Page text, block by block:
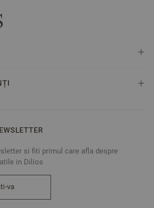
si fiti primul care afla despre
in Dilios
va